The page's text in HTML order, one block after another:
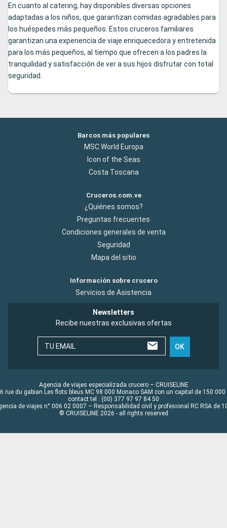
En cuanto al catering, hay disponibles diversas opciones
adaptadas a los niños, que garantizan comidas agradables para
los huéspedes más pequeños. Estos cruceros familiares
garantizan una experiencia de viaje enriquecedora y entretenida
para los más pequeños, al tiempo que ofrecen a los padres la
tranquilidad y satisfacción de ver a sus hijos disfrutar con total
seguridad.
Barcos más populares
MSC World Europa
Icon of the Seas
Costa Toscana
Cruceros.com.ve
¿Quiénes somos?
Preguntas frecuentes
Condiciones generales de venta
Seguridad
Mapa del sitio
Información sobre crucero
Servicios de Asistencia
Newsletters
Recibe nuestras exclusivas ofertas
TU EMAIL OK
Agencia de viajes especializada crucero – CRUISELINE
rue du gabian Les flots bleus MC 98 000 Monaco SAM con un capital de 150 000
contact tel : (00) 377 97 97 84 50
de viajes n° 006 02 0007 – Responsabilidad civil y profesional RC RSA de
© CRUISELINE 2026 - all rights reserved